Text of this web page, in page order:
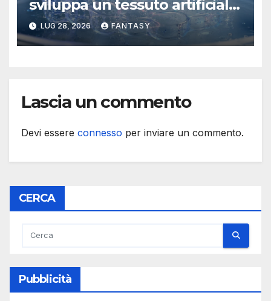
sviluppa un tessuto artificiale
stampabile in 3D che imita le
membrane dei tessuti
LUG 28, 2026 FANTASY
Lascia un commento
Devi essere connesso per inviare un commento.
CERCA
Pubblicità